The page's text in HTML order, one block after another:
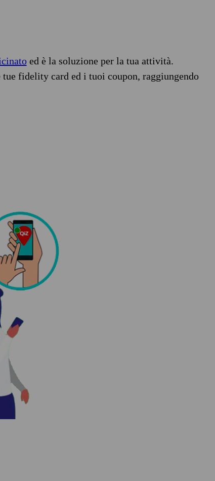
ed è la soluzione per la tua attività.
fidelity card ed i tuoi coupon, raggiungendo